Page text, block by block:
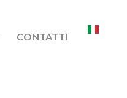
CONTATTI